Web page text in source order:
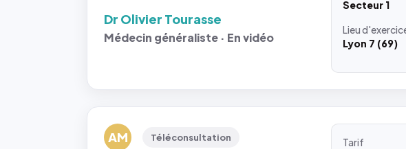
Dr Olivier Tourasse
Médecin généraliste · En vidéo
Secteur 1
Lieu
Lyon 7 (69)
AM Téléconsultation
Tarif